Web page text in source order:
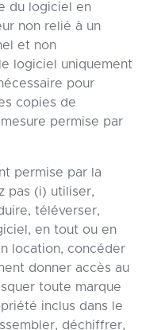
du logiciel en
non relié à un
et non
logiciel uniquement
pour
copies de
permise par
permise par la
pas (i) utiliser,
téléverser,
en tout ou en
location, concéder
donner accès au
toute marque
inclus dans le
déchiffrer,